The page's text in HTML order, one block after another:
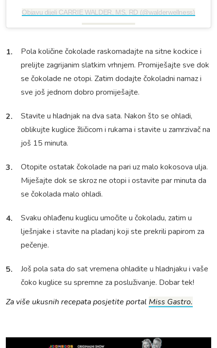
Objavu dijeli CARRIE WALDER, MS, RD (@walderwellness)
Pola količine čokolade raskomadajte na sitne kockice i
prelijte zagrijanim slatkim vrhnjem. Promiješajte sve dok
se čokolade ne otopi. Zatim dodajte čokoladni namaz i
sve još jednom dobro promiješajte.
Stavite u hladnjak na dva sata. Nakon što se ohladi,
oblikujte kuglice žličicom i rukama i stavite u zamrzivač na
još 15 minuta.
Otopite ostatak čokolade na pari uz malo kokosova ulja.
Miješajte dok se skroz ne otopi i ostavite par minuta da
se čokolada malo ohladi.
Svaku ohlađenu kuglicu umočite u čokoladu, zatim u
lješnjake i stavite na pladanj koji ste prekrili papirom za
pečenje.
Još pola sata do sat vremena ohladite u hladnjaku i vaše
čoko kuglice su spremne za posluživanje. Dobar tek!
Za više ukusnih recepata posjetite portal Miss Gastro.